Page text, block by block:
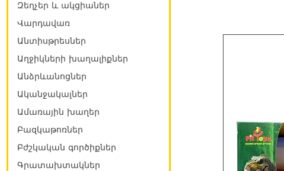
Զեղչեր և ակցիաներ
Վարդավառ
Անտիսթրեսներ
Աղջիկների խաղալիքներ
Անձրևանոցներ
Ականջակալներ
Ամառային խաղեր
Բազկաթոռներ
Բժշկական գործիքներ
Գրատախտակներ